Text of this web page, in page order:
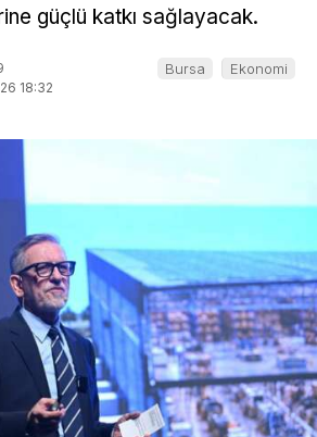
güçlü katkı sağlayacak.
18:32
Bursa Ekonomi